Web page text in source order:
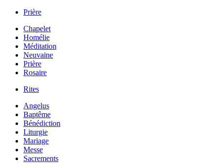
Prière
Chapelet
Homélie
Méditation
Neuvaine
Prière
Rosaire
Rites
Angelus
Baptême
Bénédiction
Liturgie
Mariage
Messe
Sacrements